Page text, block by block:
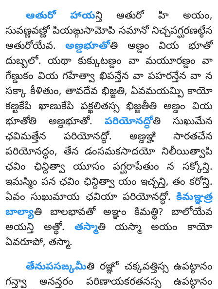
ఆతురో హాయన్తి ఆతురో హి అయం,
సువణ్ణవణ్ణో పియఙ్గుసామోపి సమానో నిచ్చపగ్ఘరణట్ఠేన
ఆతురోయేవ.అణ్డభూతోతి అణ్డం వియ భూతో
దుబ్బలో. యథా కుక్కుటణ్డం వా మయూరణ్డం వా
గేణ్డుకం వియ గహేత్వా ఖిపన్తేన వా పహరన్తేన వా న
సక్కా కీళితుం, తావదేవ భిజ్జతి, ఏవమయమ్పి కాయో
కణ్టకేపి ఖాణుకేపి పక్ఖలితస్స భిజ్జతీతి అణ్డం వియ
భూతోతి అణ్డభూతో. పరియోనద్ధోతి సుఖుమేన
ఛవిమత్తేన పరియోనద్ధో. అణ్డఞ్హి సారతచేన
పరియోనద్ధం, తేన డంసమకసాదయో నిలీయిత్వాపి
ఛవిం ఛిన్దిత్వా యూసం పగ్ఘరాపేతుం న సక్కోన్తి.
ఇమస్మిం పన ఛవిం ఛిన్దిత్వా యం ఇచ్ఛన్తి, తం కరోన్తి.
ఏవం సుఖుమాయ ఛవియా పరియోనద్ధో. కిమఞ్ఞత్ర
బాల్యాతి బాలభావతో అఞ్ఞం కిమత్థి? బాలోయేవ
అయన్తి అత్థో. తస్మాతి యస్మా అయం కాయో
ఏవరూపో, తస్మా.
తేనుపసఙ్కమీతి రఞ్ఞో చక్కవత్తిస్స ఉపట్ఠానం
గన్త్వా అనన్తరం పరిణాయకరతనస్స ఉపట్ఠానం